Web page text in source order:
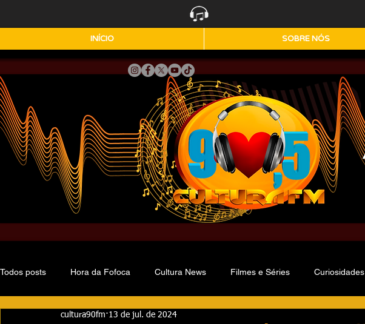
INÍCIO SOBRE NÓS
Todos posts Hora da Fofoca Cultura News Filmes e Séries Curiosidades
cultura90fm 13 de jul. de 2024